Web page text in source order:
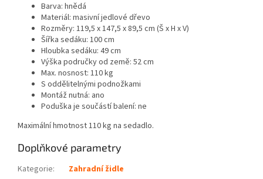
Barva: hnědá
Materiál: masivní jedlové dřevo
Rozměry: 119,5 x 147,5 x 89,5 cm (Š x H x V)
Šířka sedáku: 100 cm
Hloubka sedáku: 49 cm
Výška područky od země: 52 cm
Max. nosnost: 110 kg
S oddělitelnými podnožkami
Montáž nutná: ano
Poduška je součástí balení: ne
Maximální hmotnost 110 kg na sedadlo.
Doplňkové parametry
Kategorie:
Zahradní židle